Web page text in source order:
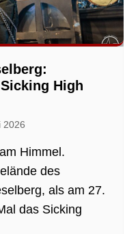
High
2026
Himmel.
des
als am 27.
das Sicking